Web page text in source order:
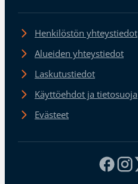
Henkilöstön yhteystiedot
Alueiden yhteystiedot
Laskutustiedot
Käyttöehdot ja tietosuoja
Evästeet